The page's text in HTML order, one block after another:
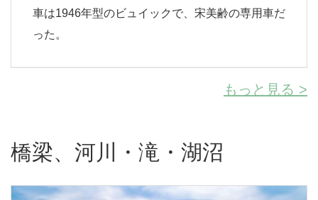
車は1946年型のビュイックで、宋美齢の専用車だ
った。
もっと見る >
橋梁、河川・滝・湖沼